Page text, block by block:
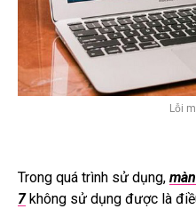
Lỗi
Trong quá trình sử dụng,
7không sử dụng được là